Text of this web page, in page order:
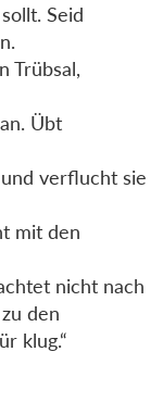
Seid
Trübsal,
Übt
verflucht sie
mit den
nicht nach
den
klug.“